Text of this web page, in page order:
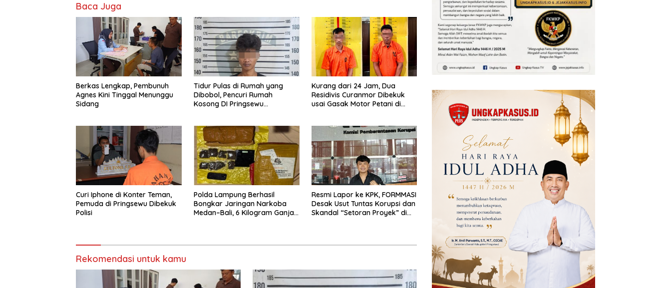
Baca Juga
Berkas Lengkap, Pembunuh
Agnes Kini Tinggal Menunggu
Sidang
Tidur Pulas di Rumah yang
Dibobol, Pencuri Rumah
Kosong DI Pringsewu
Kurang dari 24 Jam, Dua
Residivis Curanmor Dibekuk
usai Gasak Motor Petani di
Curi Iphone di Konter Teman,
Pemuda di Pringsewu Dibekuk
Polisi
Polda Lampung Berhasil
Bongkar Jaringan Narkoba
Medan–Bali, 6 Kilogram Ganja
Resmi Lapor ke KPK, FORMMASI
Desak Usut Tuntas Korupsi dan
Skandal “Setoran Proyek” di
Rekomendasi untuk kamu